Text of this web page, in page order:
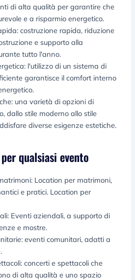
di alta qualità per garantire che
e a risparmio energetico.
costruzione rapida, riduzione
e supporto alla
tutto l'anno.
l'utilizzo di un sistema di
garantisce il comfort interno
una varietà di opzioni di
dallo stile moderno allo stile
diverse esigenze estetiche.
qualsiasi evento
Location per matrimoni,
e pratici. Location per
Eventi aziendali, a supporto di
e mostre.
eventi comunitari, adatti a
concerti e spettacoli che
di alta qualità e uno spazio